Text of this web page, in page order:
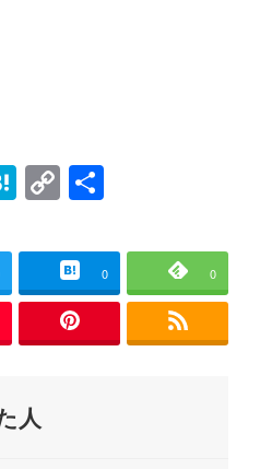
H
at
e
n
C
o
p
y
Li
n
共
0 0
人